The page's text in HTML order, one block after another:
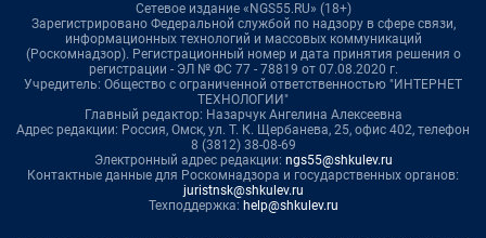
Сетевое издание «NGS55.RU» (18+)
Зарегистрировано Федеральной службой по надзору в сфере связи,
информационных технологий и массовых коммуникаций
(Роскомнадзор). Регистрационный номер и дата принятия решения о
регистрации - ЭЛ № ФС 77 - 78819 от 07.08.2020 г.
Учредитель: Общество с ограниченной ответственностью "ИНТЕРНЕТ
ТЕХНОЛОГИИ"
Главный редактор: Назарчук Ангелина Алексеевна
Адрес редакции: Россия, Омск, ул. Т. К. Щербанева, 25, офис 402, телефон
8 (3812) 38-08-69
Электронный адрес редакции: ngs55@shkulev.ru
Контактные данные для Роскомнадзора и государственных органов:
juristnsk@shkulev.ru
Техподдержка: help@shkulev.ru